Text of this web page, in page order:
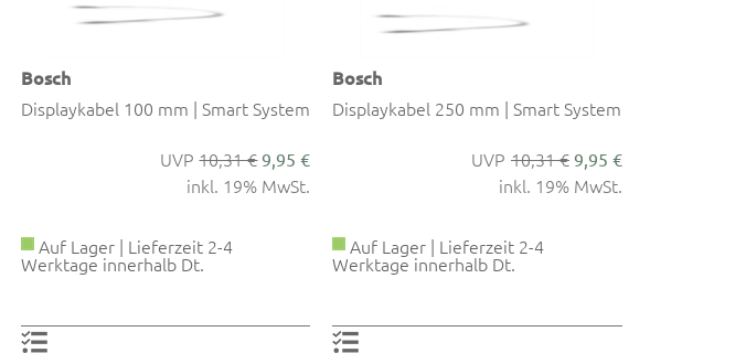
Bosch
Displaykabel 100 mm | Smart System
10,31 € 9,95 €
inkl. 19% MwSt.
Auf Lager | Lieferzeit 2-4
Werktage innerhalb Dt.
Bosch
Displaykabel 250 mm | Smart System
10,31 € 9,95 €
inkl. 19% MwSt.
Auf Lager | Lieferzeit 2-4
Werktage innerhalb Dt.